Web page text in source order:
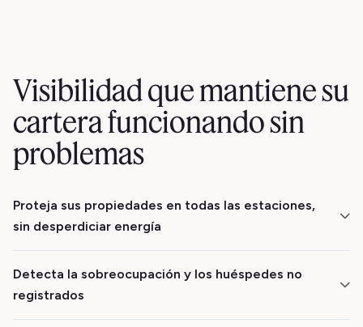
Visibilidad que mantiene su
cartera funcionando sin
problemas
Proteja sus propiedades en todas las estaciones,
sin desperdiciar energía
año para evitar que las tuberías se congelen, el
crecimiento de moho y el uso excesivo de energía.
Detecta la sobreocupación y los huéspedes no
registrados